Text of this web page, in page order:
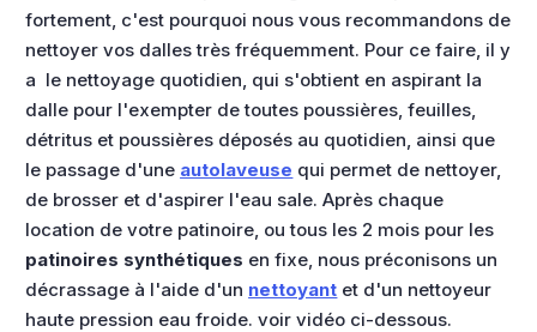
fortement, c'est pourquoi nous vous recommandons de
nettoyer vos dalles très fréquemment. Pour ce faire, il y
a le nettoyage quotidien, qui s'obtient en aspirant la
dalle pour l'exempter de toutes poussières, feuilles,
détritus et poussières déposés au quotidien, ainsi que
le passage d'une autolaveuse qui permet de nettoyer,
de brosser et d'aspirer l'eau sale. Après chaque
location de votre patinoire, ou tous les 2 mois pour les
patinoires synthétiques en fixe, nous préconisons un
décrassage à l'aide d'un nettoyant et d'un nettoyeur
haute pression eau froide. voir vidéo ci-dessous.